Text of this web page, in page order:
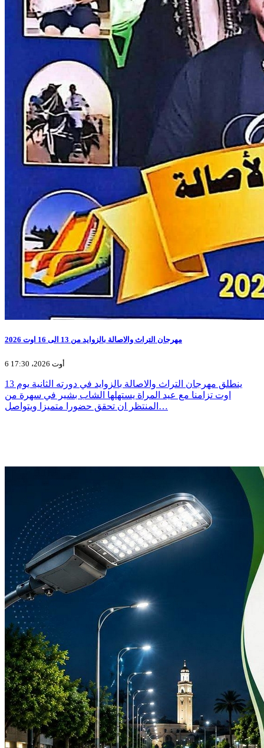
مهرجان التراث والاصالة بالزوايد من 13 الى 16 اوت 2026
6 أوت 2026، 17:30
ينطلق مهرجان التراث والاصالة بالزوايد في دورته الثانية يوم 13
اوت تزامنا مع عيد المراة يستهلها الشاب بشير في سهرة من
المنتظر ان تحقق حضورا متميزا ويتواصل…